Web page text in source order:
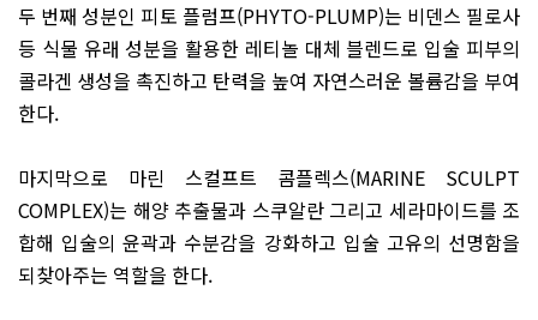
두 번째 성분인 피토 플럼프(PHYTO-PLUMP)는 비덴스 필로사
등 식물 유래 성분을 활용한 레티놀 대체 블렌드로 입술 피부의
콜라겐 생성을 촉진하고 탄력을 높여 자연스러운 볼륨감을 부여
한다.
마지막으로 마린 스컬프트 콤플렉스(MARINE SCULPT
COMPLEX)는 해양 추출물과 스쿠알란 그리고 세라마이드를 조
합해 입술의 윤곽과 수분감을 강화하고 입술 고유의 선명함을
되찾아주는 역할을 한다.